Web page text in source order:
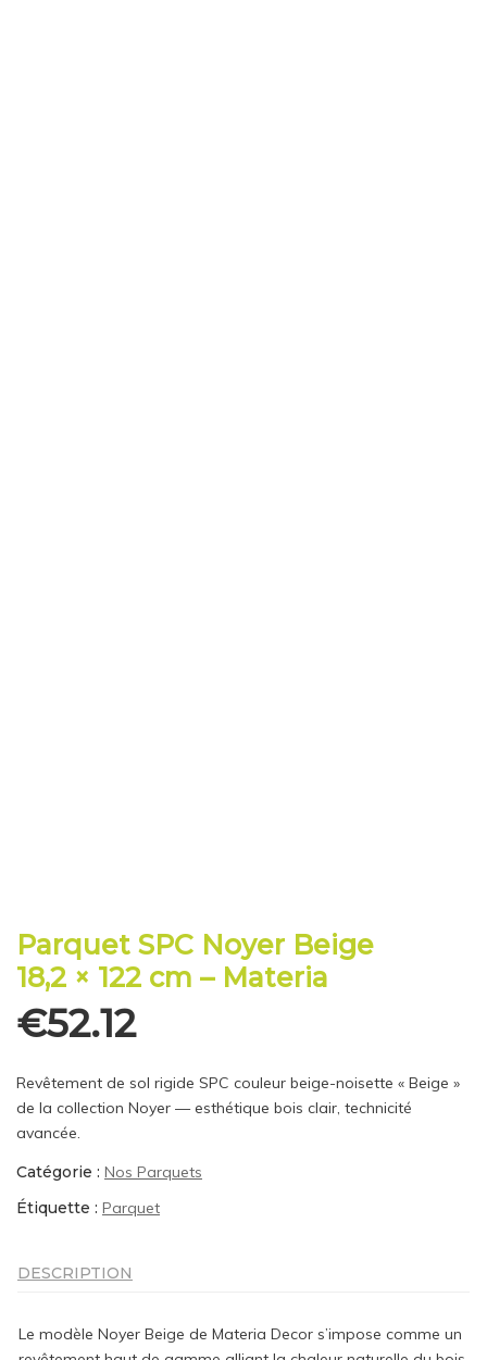
Parquet SPC Noyer Beige
18,2 × 122 cm – Materia
€52.12
Revêtement de sol rigide SPC couleur beige-noisette « Beige »
de la collection Noyer — esthétique bois clair, technicité
avancée.
Catégorie : Nos Parquets
Étiquette : Parquet
DESCRIPTION
Le modèle Noyer Beige de Materia Decor s’impose comme un